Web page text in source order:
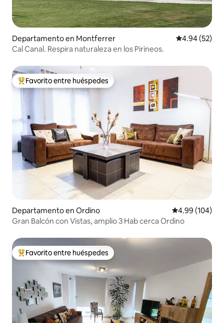
Departamento en Montferrer Calificación
4.94 (52)
Cal Canal. Respira naturaleza en los Pirineos.
De los mejores en Favorito entre huéspedes
Favorito entre huéspedes
Departamento en Ordino Calificación
4.99 (104)
Gran Balcón con Vistas, amplio 3 Hab cerca Ordino
De los mejores en Favorito entre huéspedes
Favorito entre huéspedes